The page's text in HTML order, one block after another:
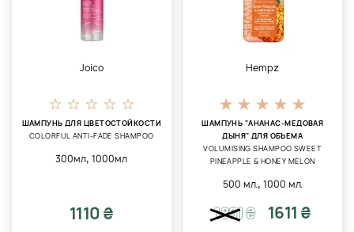
Joico
ШАМПУНЬ ДЛЯ ЦВЕТОСТОЙКОСТИ
COLORFUL ANTI-FADE SHAMPOO
300мл,1000мл
1110 ₴
Hempz
ШАМПУНЬ "АНАНАС-МЕДОВАЯ
ДЫНЯ" ДЛЯ ОБЪЕМА
VOLUMISING SHAMPOO SWEET
PINEAPPLE & HONEY MELON
500 мл., 1000 мл.
1861₴ 1611 ₴